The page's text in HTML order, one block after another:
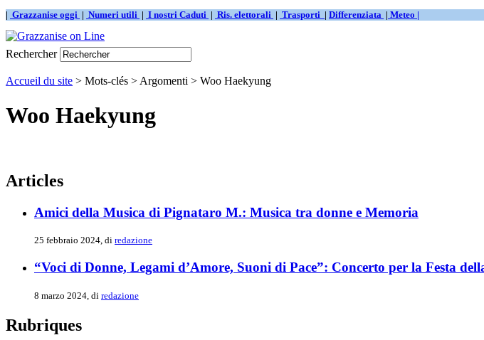
| Grazzanise oggi | Numeri utili | I nostri Caduti | Ris. elettorali | Trasporti | Differenziata | Meteo |
Rechercher
Accueil du site > Mots-clés > Argomenti > Woo Haekyung
Woo Haekyung
Articles
Amici della Musica di Pignataro M.: Musica tra donne e Memoria
25 febbraio 2024, di redazione
“Voci di Donne, Legami d’Amore, Suoni di Pace”: Concerto per la Festa
8 marzo 2024, di redazione
Rubriques